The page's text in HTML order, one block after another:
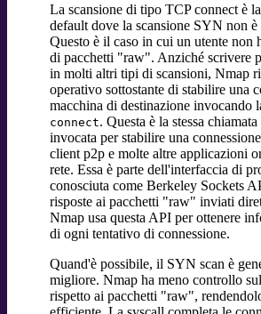
La scansione di tipo TCP connect è
default dove la scansione SYN non
Questo è il caso in cui un utente
di pacchetti "raw". Anziché scrivere
in molti altri tipi di scansioni, Nmap
operativo sottostante di stabilire una
macchina di destinazione invocando
connect. Questa è la stessa
invocata per stabilire una
client p2p e molte altre applicazioni
rete. Essa è parte dell'interfaccia di
conosciuta come Berkeley Sockets
risposte ai pacchetti "raw" inviati
Nmap usa questa API per ottenere
di ogni tentativo di connessione.
Quand'è possibile, il SYN scan è
migliore. Nmap ha meno controllo
rispetto ai pacchetti "raw",